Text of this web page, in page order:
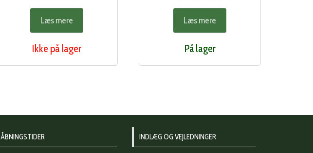
Læs mere
Ikke på lager
Læs mere
På lager
ÅBNINGSTIDER INDLÆG OG VEJLEDNINGER